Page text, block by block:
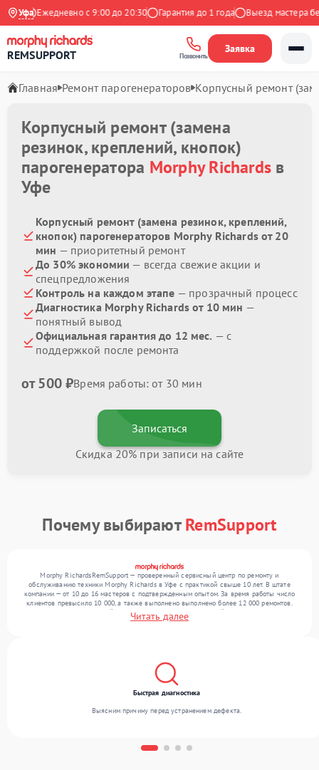
УфаЕжедневно с 9:00 до 20:30 Гарантия до 1 года Выезд мастера
REMSUPPORT Позвонить
Заявка
Главная Ремонт парогенераторов Корпусный ремонт
Корпусный ремонт (замена
резинок, креплений, кнопок)
парогенератора Morphy Richards в
Уфе
Корпусный ремонт (замена резинок, креплений,
кнопок) парогенераторов Morphy Richards от 20
мин — приоритетный ремонт
До 30% экономии — всегда свежие акции и
спецпредложения
Контроль на каждом этапе — прозрачный процесс
Диагностика Morphy Richards от 10 мин —
понятный вывод
Официальная гарантия до 12 мес. — с
поддержкой после ремонта
от 500 ₽Время работы: от 30 мин
Записаться
Скидка 20% при записи на сайте
Почему выбираютRemSupport
Morphy RichardsRemSupport — проверенный сервисный центр по ремонту и
обслуживанию техники Morphy Richards в Уфе с практикой свыше 10 лет. В штате
компании — от 10 до 16 мастеров с подтвержденным опытом. За время работы число
клиентов превысило 10 000, а также выполнено выполнено более 12 000 ремонтов.
Ежемесячно в сервисный центр поступает более 300 устройств, включая , , . Мы
выполняем ремонт различного уровня сложности и предлагаем стабильный уровень
Читать далее
Быстрая диагностика
Выясним причину перед устранением дефекта.